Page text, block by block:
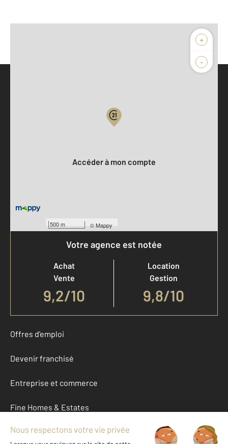
+
-
500 m ©Mappy
Accéder à mon compte
Votre agence est notée
Achat
Vente
9,2/10
Location
Gestion
9,8/10
Offres d'emploi
Devenir franchisé
Entreprise et commerce
Fine Homes & Estates
À propos